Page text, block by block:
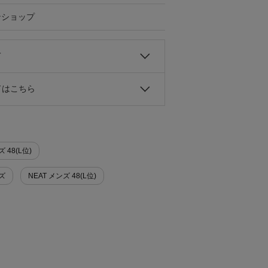
ョップ
こちら
48(L位)
NEAT メンズ 48(L位)